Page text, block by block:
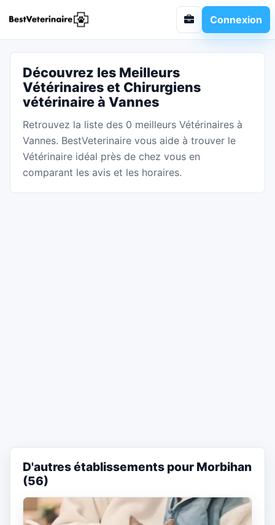
Connexion
Découvrez les Meilleurs
Vétérinaires et Chirurgiens
vétérinaire à Vannes
Retrouvez la liste des 0 meilleurs Vétérinaires à
Vannes. BestVeterinaire vous aide à trouver le
Vétérinaire idéal près de chez vous en
comparant les avis et les horaires.
D'autres établissements pour Morbihan
(56)